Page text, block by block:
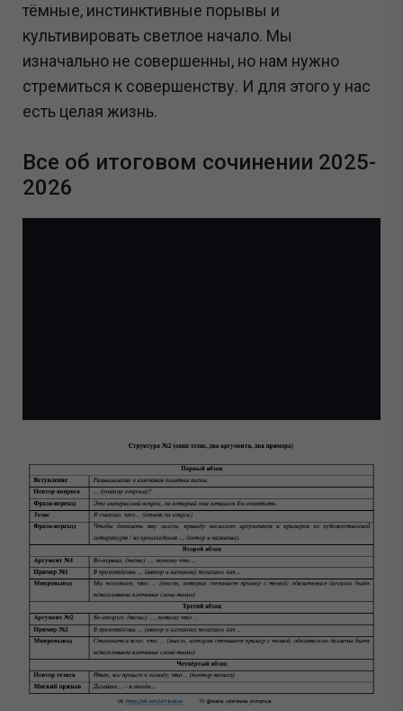
тёмные, инстинктивные порывы и
культивировать светлое начало. Мы
изначально не совершенны, но нам нужно
стремиться к совершенству. И для этого у нас
есть целая жизнь.
Все об итоговом сочинении 2025-
2026